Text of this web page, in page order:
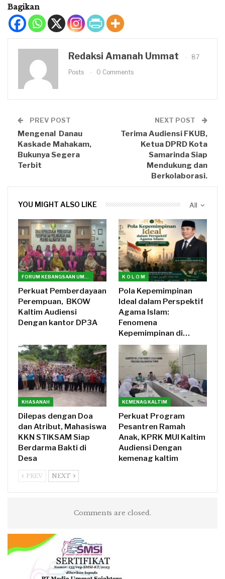
Bagikan
Redaksi Amanah Ummat
87
Posts
0 Comments
PREV POST
Mengenal Danau
Kaskade Mahakam,
Bukunya Segera
Terbit
NEXT POST
Terima Audiensi FKUB,
Ketua DPRD Kota
Samarinda Siap
Mendukung dan
Berkolaborasi.
All
YOU MIGHT ALSO LIKE
Perkuat Pemberdayaan
Perempuan, BKOW
Kaltim Audiensi
Dengan kantor DP3A
K O L O M
Pola Kepemimpinan
Ideal dalam Perspektif
Agama Islam:
Fenomena
Kepemimpinan di…
KHASANAH
Dilepas dengan Doa
dan Atribut, Mahasiswa
KKN STIKSAM Siap
Berdarma Bakti di
Desa
KEMENAG KALTIM
Perkuat Program
Pesantren Ramah
Anak, KPRK MUI Kaltim
Audiensi Dengan
kemenag kaltim
PREV NEXT
Comments are closed.